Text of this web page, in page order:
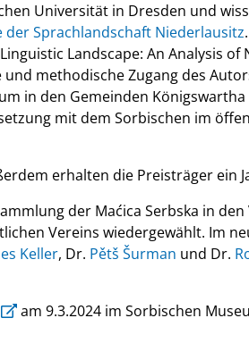
Universität in Dresden und
der Sprachlandschaft Niederlausitz
Landscape: An Analysis
methodische Zugang des
in den Gemeinden
mit dem Sorbischen im
erhalten die Preisträger ein
der Maćica Serbska in
Vereins wiedergewählt. Im
Keller, Dr. Pětš Šurman und Dr.
am 9.3.2024 im Sorbischen